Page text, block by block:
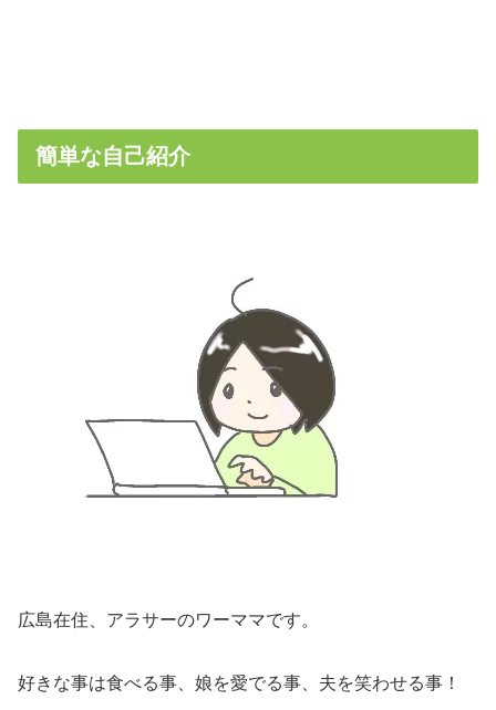
簡単な自己紹介
広島在住、アラサーのワーママです。
好きな事は食べる事、娘を愛でる事、夫を笑わせる事！